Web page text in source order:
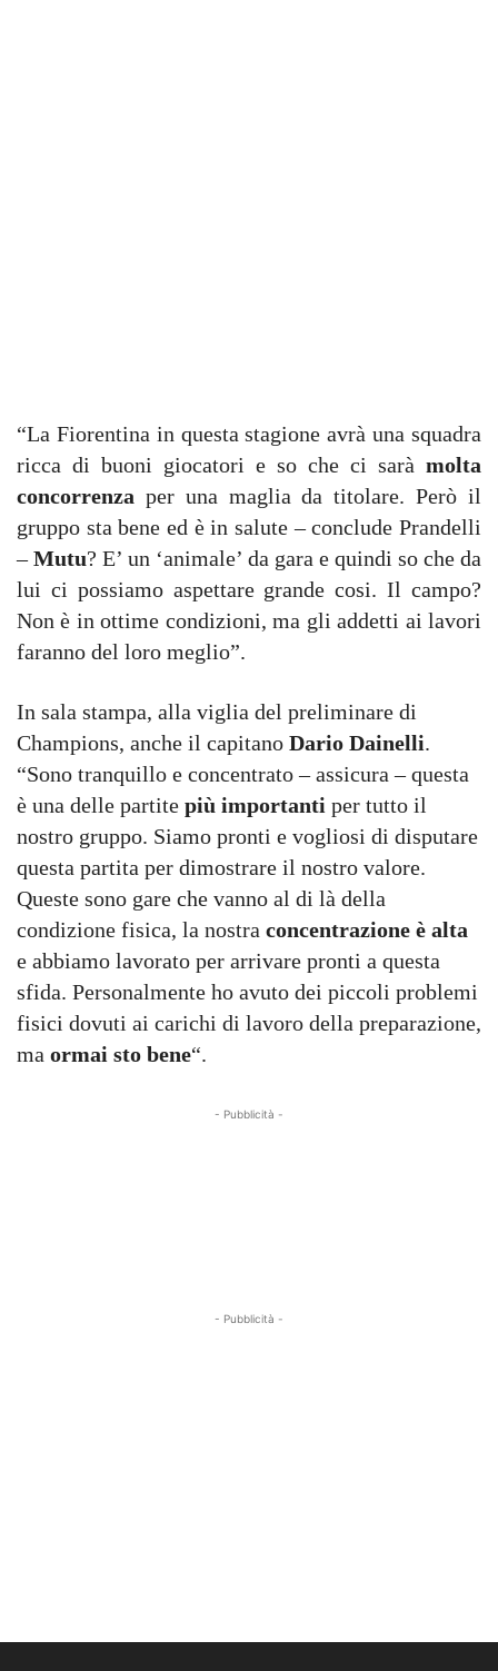
“La Fiorentina in questa stagione avrà una squadra
ricca di buoni giocatori e so che ci sarà molta
concorrenza per una maglia da titolare. Però il
gruppo sta bene ed è in salute – conclude Prandelli
–Mutu? E’ un ‘animale’ da gara e quindi so che da
lui ci possiamo aspettare grande cosi. Il campo?
Non è in ottime condizioni, ma gli addetti ai lavori
faranno del loro meglio”.
In sala stampa, alla viglia del preliminare di
Champions, anche il capitano Dario Dainelli.
“Sono tranquillo e concentrato – assicura – questa
è una delle partite più importanti per tutto il
nostro gruppo. Siamo pronti e vogliosi di disputare
questa partita per dimostrare il nostro valore.
Queste sono gare che vanno al di là della
condizione fisica, la nostra concentrazione è alta
e abbiamo lavorato per arrivare pronti a questa
sfida. Personalmente ho avuto dei piccoli problemi
fisici dovuti ai carichi di lavoro della preparazione,
ma ormai sto bene“.
- Pubblicità -
- Pubblicità -